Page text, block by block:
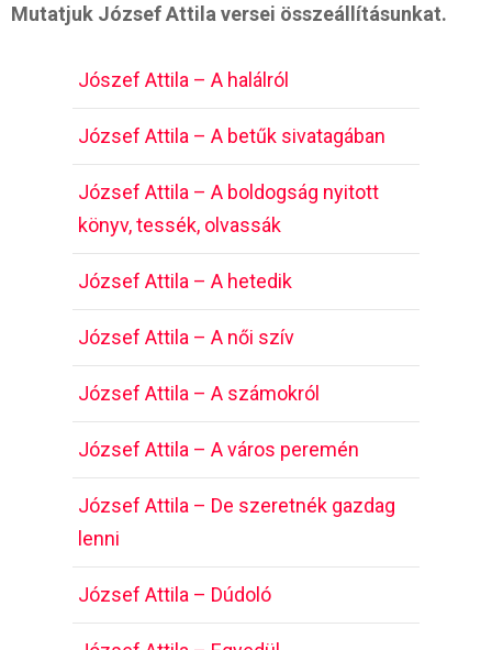
Mutatjuk József Attila versei összeállításunkat.
Jószef Attila – A halálról
József Attila – A betűk sivatagában
József Attila – A boldogság nyitott
könyv, tessék, olvassák
József Attila – A hetedik
József Attila – A női szív
József Attila – A számokról
József Attila – A város peremén
József Attila – De szeretnék gazdag
lenni
József Attila – Dúdoló